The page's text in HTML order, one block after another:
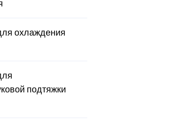
охлаждения
подтяжки